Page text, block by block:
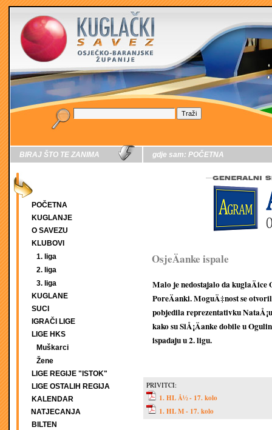
BIRAJ ŠTO TE ZANIMA
POČETNA
KUGLANJE
O SAVEZU
KLUBOVI
1. liga
2. liga
3. liga
KUGLANE
SUCI
IGRAČI LIGE
LIGE HKS
Muškarci
Žene
LIGE REGIJE "ISTOK"
LIGE OSTALIH REGIJA
KALENDAR
NATJECANJA
BILTEN
gdje sam: POČETNA
OsjeÄanke ispale
Malo je nedostajalo da
PoreÄanki. MoguÄ‡nost se
pobjedila reprezentativku
kako su SiÅ¡Äanke dobile u
ispadaju u 2. ligu.
PRIVITCI:
1. HL Å½ - 17. kolo
1. HL M - 17. kolo